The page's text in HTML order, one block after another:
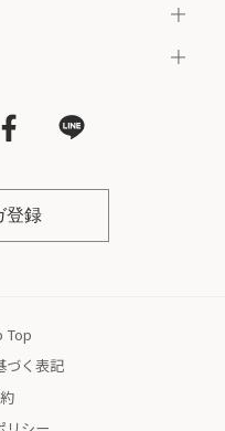
登録
Top
づく表記